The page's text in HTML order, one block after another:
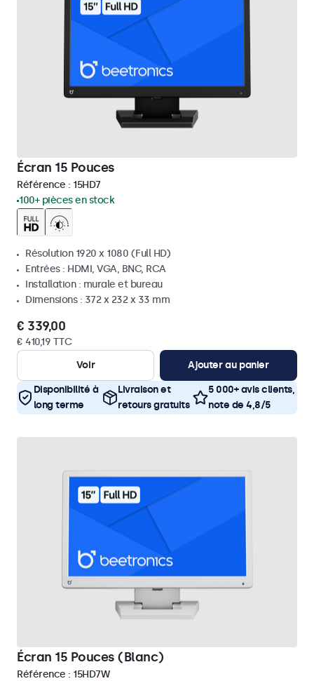
Écran 15 Pouces
Référence : 15HD7
100+ pièces en stock
Résolution 1920 x 1080 (Full HD)
Entrées : HDMI, VGA, BNC, RCA
Installation : murale et bureau
Dimensions : 372 x 232 x 33 mm
€ 339,00
€ 410,19 TTC
Voir
Ajouter au panier
Disponibilité à
long terme
Livraison et
retours gratuits
5 000+ avis clients,
note de 4,8/5
Écran 15 Pouces (Blanc)
Référence : 15HD7W